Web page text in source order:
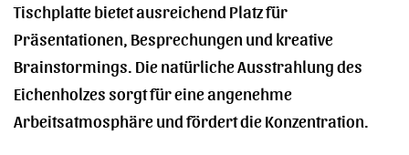
Tischplatte bietet ausreichend Platz für
Präsentationen, Besprechungen und kreative
Brainstormings. Die natürliche Ausstrahlung des
Eichenholzes sorgt für eine angenehme
Arbeitsatmosphäre und fördert die Konzentration.